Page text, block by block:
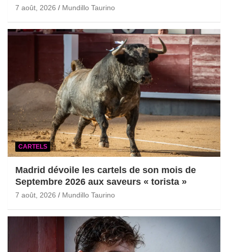
7 août, 2026 Mundillo Taurino
CARTELS
Madrid dévoile les cartels de son mois de
Septembre 2026 aux saveurs « torista »
7 août, 2026 Mundillo Taurino